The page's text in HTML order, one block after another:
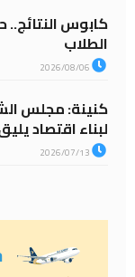
الطلاب
كنينة: مجلس
لبناء اقتصاد